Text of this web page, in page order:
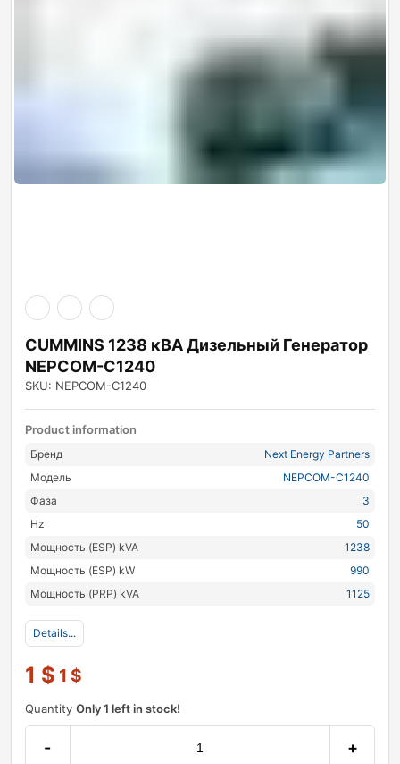
CUMMINS 1238 кВА Дизельный Генератор
NEPCOM-C1240
SKU: NEPCOM-C1240
Product information
Бренд
Next Energy Partners
Модель
NEPCOM-C1240
Фаза
3
Hz
50
Мощность (ESP) kVA
1238
Мощность (ESP) kW
990
Мощность (PRP) kVA
1125
Details...
1 $ 1 $
Quantity Only 1 left in stock!
- +